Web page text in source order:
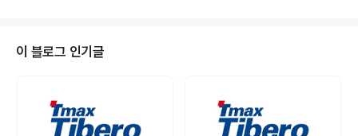
이 블로그 인기글